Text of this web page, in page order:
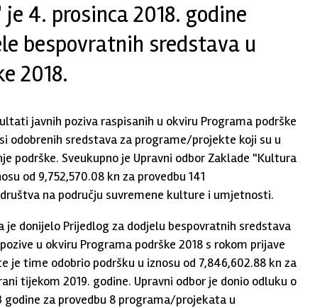
4. prosinca 2018. godine
bespovratnih sredstava u
2018.
javnih poziva raspisanih u okviru Programa podrške
odobrenih sredstava za programe/projekte koji su u
podrške. Sveukupno je Upravni odbor Zaklade "Kultura
od 9,752,570.08 kn za provedbu 141
na području suvremene kulture i umjetnosti.
donijelo Prijedlog za dodjelu bespovratnih sredstava
u okviru Programa podrške 2018 s rokom prijave
je time odobrio podršku u iznosu od 7,846,602.88 kn za
tijekom 2019. godine. Upravni odbor je donio odluku o
godine za provedbu 8 programa/projekata u